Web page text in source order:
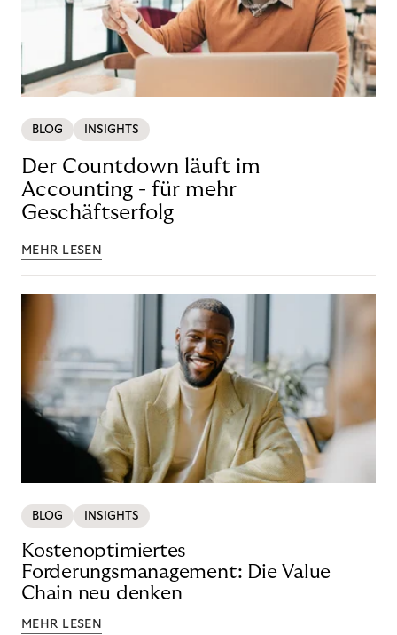
BLOG INSIGHTS
Der Countdown läuft im
Accounting - für mehr
Geschäftserfolg
MEHR LESEN
BLOG INSIGHTS
Kostenoptimiertes
Forderungsmanagement: Die Value
Chain neu denken
MEHR LESEN